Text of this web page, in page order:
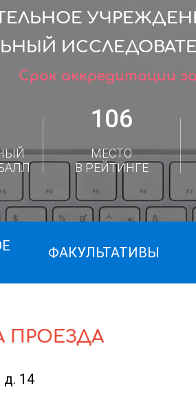
Срок аккредитации
106
МЕСТО
В РЕЙТИНГЕ
ФАКУЛЬТАТИВЫ
ПРОЕЗДА
д. 14